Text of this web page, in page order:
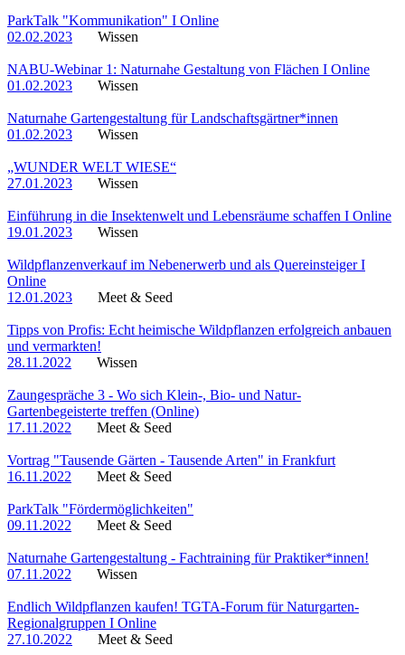
ParkTalk "Kommunikation" I Online
02.02.2023
Wissen
NABU-Webinar 1: Naturnahe Gestaltung von Flächen I Online
01.02.2023
Wissen
Naturnahe Gartengestaltung für Landschaftsgärtner*innen
01.02.2023
Wissen
„WUNDER WELT WIESE“
27.01.2023
Wissen
Einführung in die Insektenwelt und Lebensräume schaffen I Online
19.01.2023
Wissen
Wildpflanzenverkauf im Nebenerwerb und als Quereinsteiger I
Online
12.01.2023
Meet & Seed
Tipps von Profis: Echt heimische Wildpflanzen erfolgreich anbauen
und vermarkten!
28.11.2022
Wissen
Zaungespräche 3 - Wo sich Klein-, Bio- und Natur-
Gartenbegeisterte treffen (Online)
17.11.2022
Meet & Seed
Vortrag "Tausende Gärten - Tausende Arten" in Frankfurt
16.11.2022
Meet & Seed
ParkTalk "Fördermöglichkeiten"
09.11.2022
Meet & Seed
Naturnahe Gartengestaltung - Fachtraining für Praktiker*innen!
07.11.2022
Wissen
Endlich Wildpflanzen kaufen! TGTA-Forum für Naturgarten-
Regionalgruppen I Online
27.10.2022
Meet & Seed